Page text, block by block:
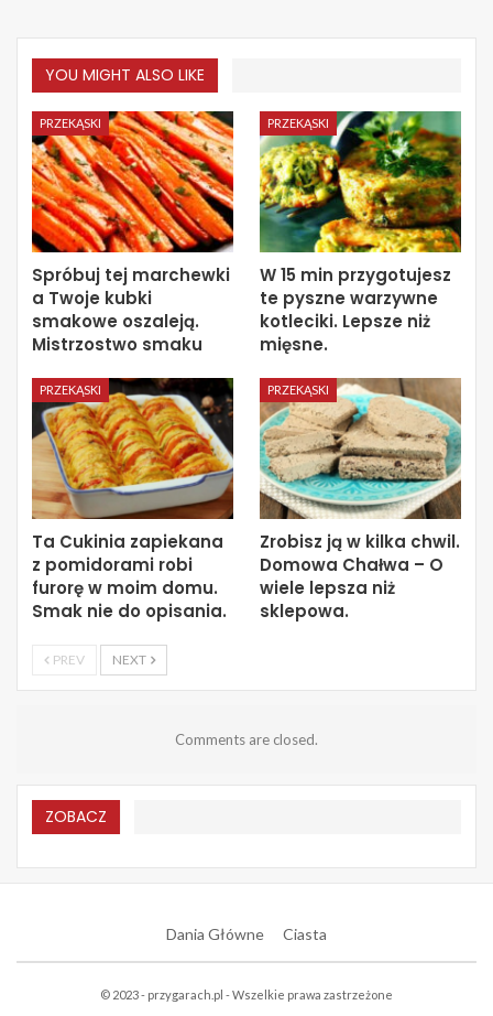
YOU MIGHT ALSO LIKE
PRZEKĄSKI
Spróbuj tej marchewki
a Twoje kubki
smakowe oszaleją.
Mistrzostwo smaku
PRZEKĄSKI
W 15 min przygotujesz
te pyszne warzywne
kotleciki. Lepsze niż
mięsne.
PRZEKĄSKI
Ta Cukinia zapiekana
z pomidorami robi
furorę w moim domu.
Smak nie do opisania.
PRZEKĄSKI
Zrobisz ją w kilka chwil.
Domowa Chałwa – O
wiele lepsza niż
sklepowa.
PREV NEXT
Comments are closed.
ZOBACZ
Dania Główne Ciasta
© 2023 - przygarach.pl - Wszelkie prawa zastrzeżone